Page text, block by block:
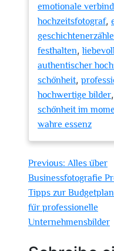
emotionale
hochzeitsfotograf,
festhalten,
authentischer
schönheit,
hochwertige bilder,
schönheit im
wahre essenz
Previous: Alles über
Businessfotografie
Tipps zur
für professionelle
Unternehmensbilder